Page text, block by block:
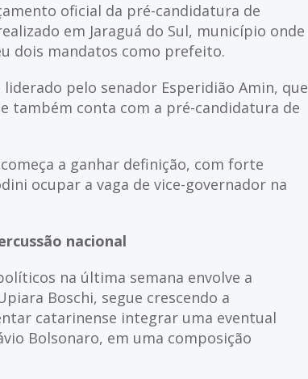
oficial da pré-candidatura de
em Jaraguá do Sul, município onde
dois mandatos como prefeito.
pelo senador Esperidião Amin, que
também conta com a pré-candidatura de
a ganhar definição, com forte
ocupar a vaga de vice-governador na
nacional
na última semana envolve a
Boschi, segue crescendo a
catarinense integrar uma eventual
Bolsonaro, em uma composição